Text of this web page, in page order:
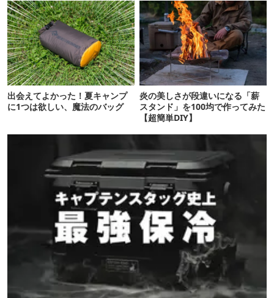
出会えてよかった！夏キャンプ
に1つは欲しい、魔法のバッグ
炎の美しさが段違いになる「薪
スタンド」を100均で作ってみた
【超簡単DIY】